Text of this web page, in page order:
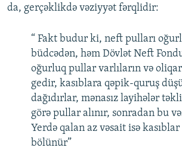
da, gerçəklikdə vəziyyət fərqlidir:
“ Fakt budur ki, neft pulları
büdcədən, həm Dövlət Neft
oğurluq pullar varlıların və
gedir, kasıblara qəpik-quruş
dağıdırlar, mənasız layihələr
görə pullar alınır, sonradan bu
Yerdə qalan az vəsait isə kasıblar
bölünür”